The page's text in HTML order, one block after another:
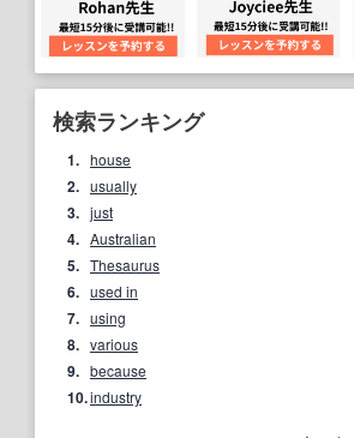
検索ランキング
1. house
2. usually
3. just
4. Australian
5. Thesaurus
6. used in
7. using
8. various
9. because
10.industry